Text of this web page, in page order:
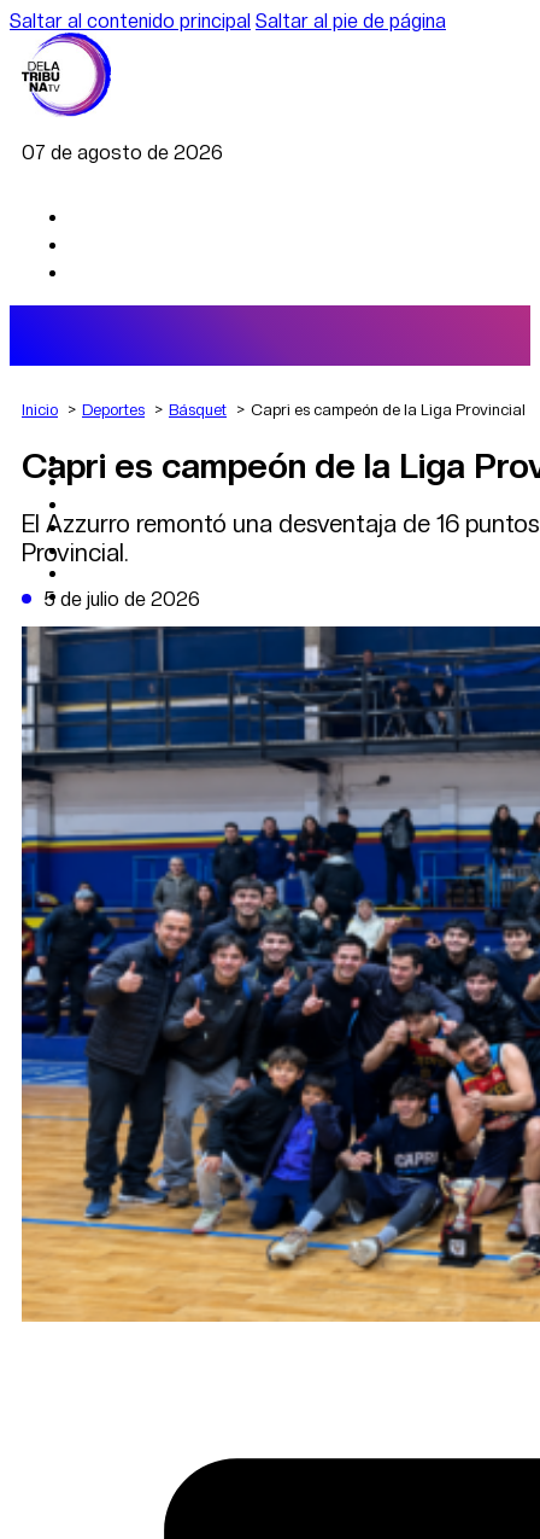
Saltar al contenido principal Saltar al pie de página
07 de agosto de 2026
AGRO
DEPORTES
POLÍTICA
CAMBIO CLIMÁTICO
DE LA TRIBUNA TV
Inicio Deportes Básquet Capri es campeón de la Liga Provincial
Capri es campeón de la Liga
El Azzurro remontó una desventaja de 16
Provincial.
5 de julio de 2026